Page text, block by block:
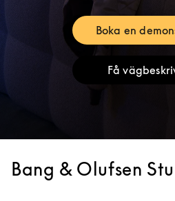
Boka en
Få
Bang & Olufsen